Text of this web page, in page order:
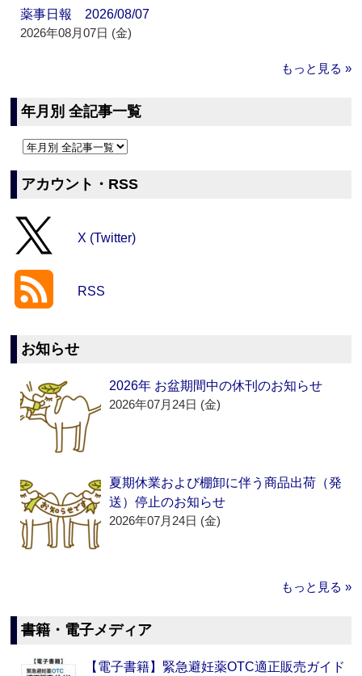
薬事日報 2026/08/07
2026年08月07日 (金)
もっと見る »
年月別 全記事一覧
アカウント・RSS
X (Twitter)
RSS
お知らせ
2026年 お盆期間中の休刊のお知らせ
2026年07月24日 (金)
夏期休業および棚卸に伴う商品出荷（発
送）停止のお知らせ
2026年07月24日 (金)
もっと見る »
書籍・電子メディア
【電子書籍】緊急避妊薬OTC適正販売ガイド